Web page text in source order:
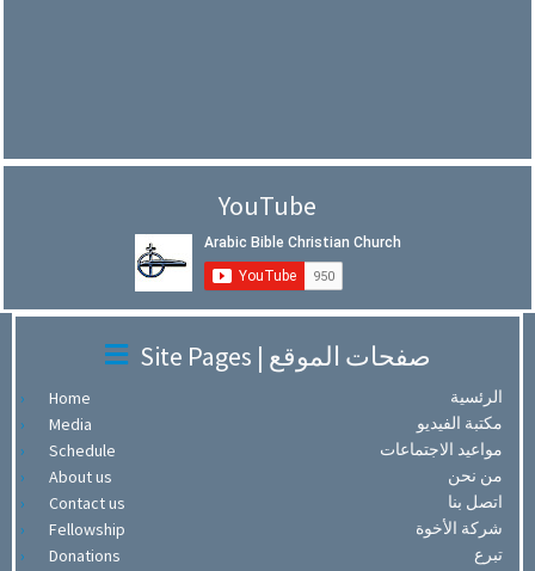
YouTube
Site Pages | صفحات الموقع
Home
الرئسية
Media
مكتبة الفيديو
Schedule
مواعيد الاجتماعات
About us
من نحن
Contact us
اتصل بنا
Fellowship
شركة الأخوة
Donations
تبرع